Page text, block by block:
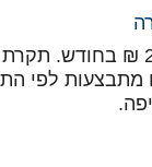
עובד מרוויח שכר ברוטו
מתבצעות